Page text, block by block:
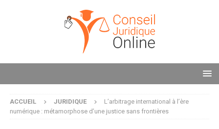
ACCUEIL JURIDIQUE
L’arbitrage international à l’ère
numérique : métamorphose d’une justice sans frontières